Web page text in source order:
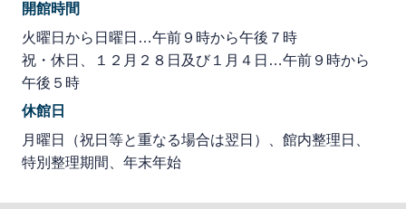
開館時間
火曜日から日曜日…午前９時から午後７時
祝・休日、１２月２８日及び１月４日…午前９時から
午後５時
休館日
月曜日（祝日等と重なる場合は翌日）、館内整理日、
特別整理期間、年末年始